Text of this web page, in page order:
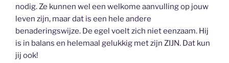
nodig. Ze kunnen wel een welkome aanvulling op jouw
leven zijn, maar dat is een hele andere
benaderingswijze. De egel voelt zich niet eenzaam. Hij
is in balans en helemaal gelukkig met zijn ZIJN. Dat kun
jij ook!